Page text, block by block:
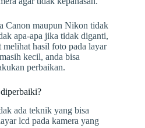
Canon maupun Nikon tidak
apa-apa jika tidak diganti,
melihat hasil foto pada layar
kecil, anda bisa
perbaikan.
ada teknik yang bisa
lcd pada kamera yang